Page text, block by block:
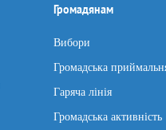
Громадянам
Вибори
Громадська
Гаряча лінія
Громадська активність